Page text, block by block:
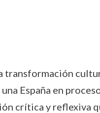
transformación
España en
crítica y reflexiva